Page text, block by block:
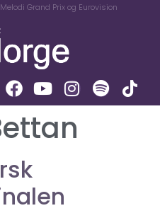
Grand Prix og Eurovision